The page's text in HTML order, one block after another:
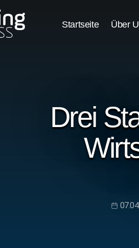
Startseite Über
Drei